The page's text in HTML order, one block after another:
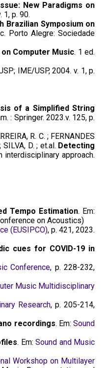
New Paradigms on
1, p. 90.
Brazilian Symposium on
Porto Alegre: Sociedade
Computer Music. 1 ed.
IME/USP, 2004. v. 1, p.
of a Simplified String
: Springer. 2023.v. 125, p.
R. C. ; FERNANDES
SILVA, D. ; et.al. Detecting
interdisciplinary approach.
Tempo Estimation. Em:
on Acoustics)
(EUSIPCO), p. 421, 2023.
cues for COVID-19 in
Conference, p. 228-232,
Music Multidisciplinary
Research, p. 205-214,
recordings. Em:Sound
. Em:Sound and Music
Workshop on Multilayer